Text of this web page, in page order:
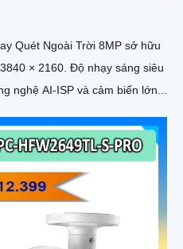
Quét Ngoài Trời 8MP sở hữu
nhạy sáng siêu
nghệ AI-ISP và cảm biến lớn...